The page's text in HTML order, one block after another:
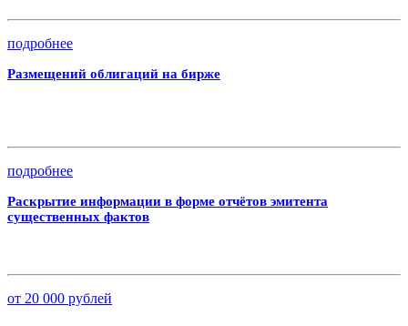
подробнее
Размещений облигаций на бирже
подробнее
Раскрытие информации в форме отчётов эмитента
существенных фактов
от 20 000 рублей